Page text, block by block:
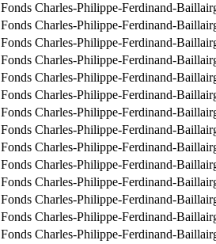
Fonds Charles-Philippe-Ferdinand-
Fonds Charles-Philippe-Ferdinand-
Fonds Charles-Philippe-Ferdinand-
Fonds Charles-Philippe-Ferdinand-
Fonds Charles-Philippe-Ferdinand-
Fonds Charles-Philippe-Ferdinand-
Fonds Charles-Philippe-Ferdinand-
Fonds Charles-Philippe-Ferdinand-
Fonds Charles-Philippe-Ferdinand-
Fonds Charles-Philippe-Ferdinand-
Fonds Charles-Philippe-Ferdinand-
Fonds Charles-Philippe-Ferdinand-
Fonds Charles-Philippe-Ferdinand-
Fonds Charles-Philippe-Ferdinand-